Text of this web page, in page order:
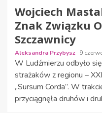
Wojciech
Znak Związku
Szczawnicy
Aleksandra Przybysz 9
W Ludźmierzu odbyło
strażaków z regionu –
„Sursum Corda”. W
przyciągnęła druhów i